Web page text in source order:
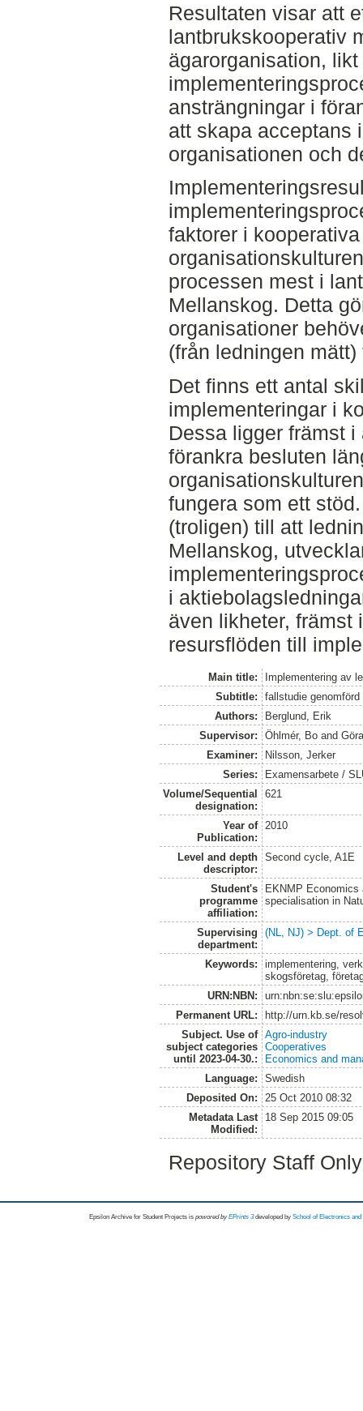
Resultaten visar att
lantbrukskooperativ
ägarorganisation,
ansträngningar i
att skapa acceptans
organisationen och
faktorer i
processen mest i
Mellanskog. Detta
organisationer
(från ledningen
Det finns ett antal
implementeringar i
Dessa ligger främst
förankra besluten
fungera som ett
(troligen) till att
Mellanskog,
i
även likheter, främst
resursflöden till
Main title:
Implementering av
Subtitle:
fallstudie
Authors:
Berglund, Erik
Supervisor:
Öhlmér, Bo and
Examiner:
Nilsson, Jerker
Series:
Examensarbete /
Volume/Sequential
designation:
621
Year of
Publication:
2010
Level and depth
descriptor:
Second cycle, A1E
Student's
programme
affiliation:
EKNMP Economics
specialisation in
Supervising
department:
(NL, NJ) > Dept. of
Keywords:
implementering,
skogsföretag,
URN:NBN:
Permanent URL:
http://urn.kb.se/
Subject. Use of
subject categories
until 2023-04-30.:
Agro-industry
Cooperatives
Economics and
Language:
Swedish
Deposited On:
25 Oct 2010 08:32
Metadata Last
Modified:
18 Sep 2015 09:05
Repository Staff
Epsilon Archive for Student Projects is powored byEPrints 3 developed by School of Electronics